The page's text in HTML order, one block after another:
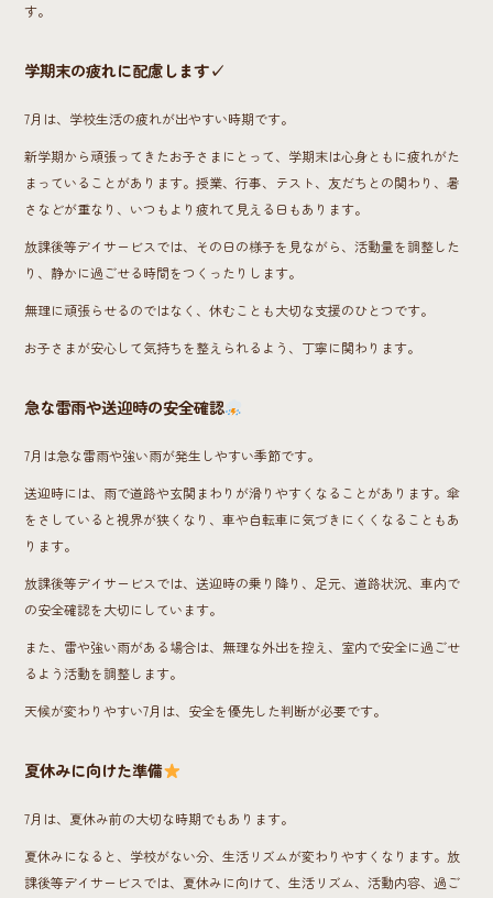
す。
学期末の疲れに配慮します✓
7月は、学校生活の疲れが出やすい時期です。
新学期から頑張ってきたお子さまにとって、学期末は心身ともに疲れがた
まっていることがあります。授業、行事、テスト、友だちとの関わり、暑
さなどが重なり、いつもより疲れて見える日もあります。
放課後等デイサービスでは、その日の様子を見ながら、活動量を調整した
り、静かに過ごせる時間をつくったりします。
無理に頑張らせるのではなく、休むことも大切な支援のひとつです。
お子さまが安心して気持ちを整えられるよう、丁寧に関わります。
急な雷雨や送迎時の安全確認
7月は急な雷雨や強い雨が発生しやすい季節です。
送迎時には、雨で道路や玄関まわりが滑りやすくなることがあります。傘
をさしていると視界が狭くなり、車や自転車に気づきにくくなることもあ
ります。
放課後等デイサービスでは、送迎時の乗り降り、足元、道路状況、車内で
の安全確認を大切にしています。
また、雷や強い雨がある場合は、無理な外出を控え、室内で安全に過ごせ
るよう活動を調整します。
天候が変わりやすい7月は、安全を優先した判断が必要です。
夏休みに向けた準備
7月は、夏休み前の大切な時期でもあります。
夏休みになると、学校がない分、生活リズムが変わりやすくなります。放
課後等デイサービスでは、夏休みに向けて、生活リズム、活動内容、過ご